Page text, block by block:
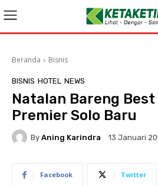
Beranda Bisnis
BISNIS HOTEL NEWS
Natalan Bareng
Premier Solo Baru
By Aning Karindra 13 Januari
Facebook Twitter